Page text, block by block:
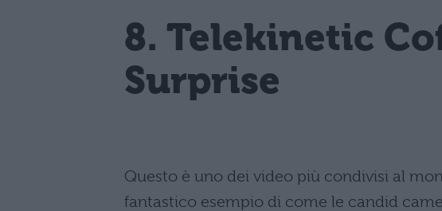
8. Telekinetic
Surprise
Questo è uno dei video più condivisi al
fantastico esempio di come le candid